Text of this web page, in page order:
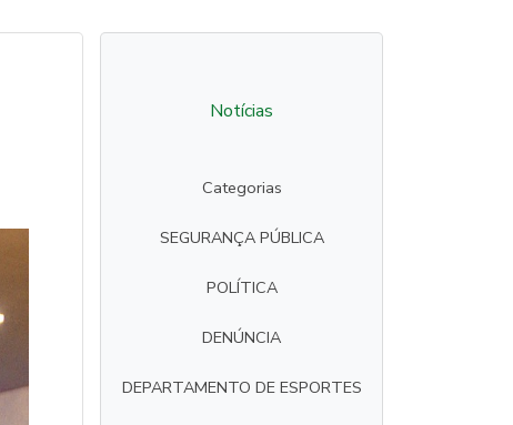
Notícias
Categorias
SEGURANÇA PÚBLICA
POLÍTICA
DENÚNCIA
DEPARTAMENTO DE ESPORTES